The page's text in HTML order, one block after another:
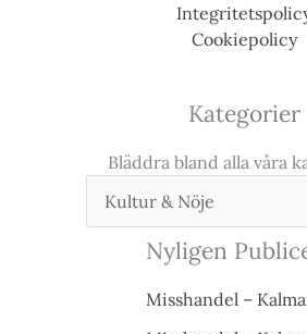
Cookiepolicy
Kategorier
Bläddra bland alla våra
Nyligen
Misshandel –